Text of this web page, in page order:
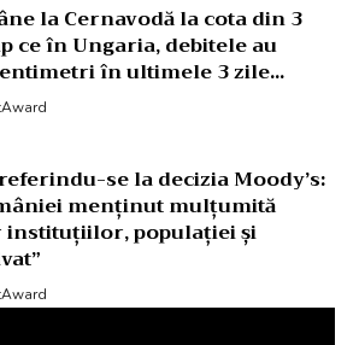
la Cernavodă la cota din 3
ce în Ungaria, debitele au
în ultimele 3 zile...
se la decizia Moody’s:
menținut mulțumită
populației și